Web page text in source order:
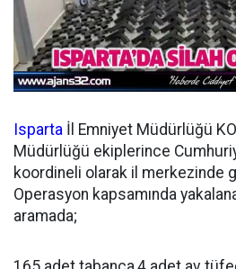
Isparta İl Emniyet Müdürlüğü
Müdürlüğü ekiplerince
koordineli olarak il merkezinde
Operasyon kapsamında
aramada;